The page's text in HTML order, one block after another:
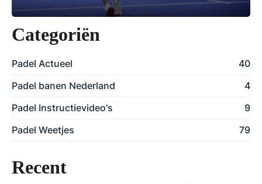
Categoriën
Padel Actueel
40
Padel banen Nederland
4
Padel Instructievideo's
9
Padel Weetjes
79
Recent